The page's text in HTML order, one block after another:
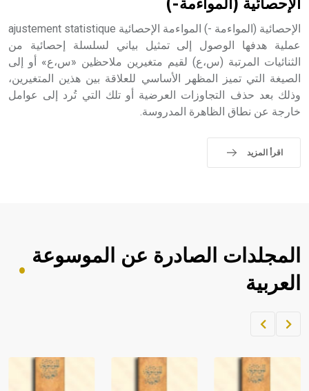
الإحصائية (المواءمة-)
الإحصائية (المواءمة -) المواءمة الإحصائية ajustement statistique
عملية هدفها الوصول إلى تمثيل بياني لسلسلة إحصائية من
الثنائيات المرتبة (س،ع) لقيم متغيرين ملاحظين «س،ع» أو إلى
الصيغة التي تميز المظهر الأساسي للعلاقة بين هذين المتغيرين،
وذلك بعد حذف التجاوزات العرضية أو تلك التي تُرد إلى عوامل
خارجة عن نطاق الظاهرة المدروسة.
اقرأ المزيد
المجلدات الصادرة عن الموسوعة
العربية